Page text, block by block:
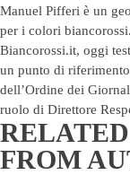
Manuel Pifferi è un
per i colori
Biancorossi.it, oggi
un punto di
dell’Ordine dei
ruolo di Direttore
FROM